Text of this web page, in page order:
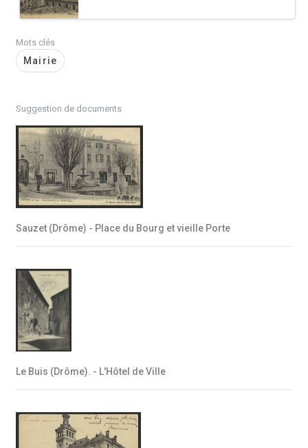
Mots clés
Mairie
Suggestion de documents
Sauzet (Drôme) - Place du Bourg et vieille Porte
Le Buis (Drôme). - L'Hôtel de Ville